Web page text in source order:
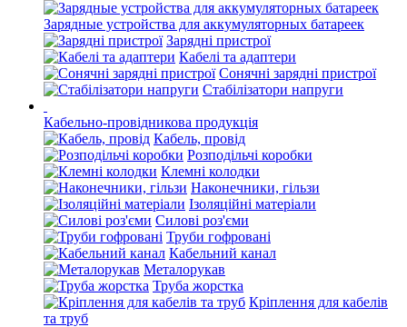
Зарядные устройства для аккумуляторных батареек
Зарядні пристрої
Кабелі та адаптери
Сонячні зарядні пристрої
Стабілізатори напруги
Кабельно-провідникова продукція
Кабель, провід
Розподільчі коробки
Клемні колодки
Наконечники, гільзи
Ізоляційні матеріали
Силові роз'єми
Труби гофровані
Кабельний канал
Металорукав
Труба жорстка
Кріплення для кабелів
та труб